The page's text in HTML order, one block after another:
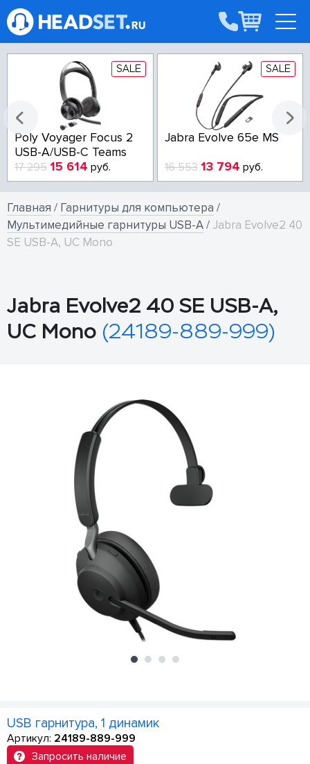
SALE
Poly Voyager Focus 2
USB-A/USB-C Teams
17 295 15 614 руб.
SALE
Jabra Evolve 65e MS
16 553 13 794 руб.
Главная / Гарнитуры для компьютера /
Мультимедийные гарнитуры USB-A/ Jabra Evolve2 40
SE USB-A, UC Mono
Jabra Evolve2 40 SE USB-A,
UC Mono (24189-889-999)
USB гарнитура, 1 динамик
Артикул: 24189-889-999
Запросить наличие